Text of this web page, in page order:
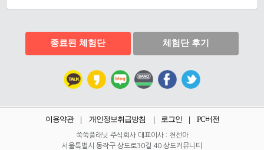
종료된 체험단 체험단 후기
이용약관 개인정보취급방침 로그인 PC버전
쑥쑥플래닛 주식회사 대표이사 : 천선아
서울특별시 동작구 상도로30길 40 상도커뮤니티